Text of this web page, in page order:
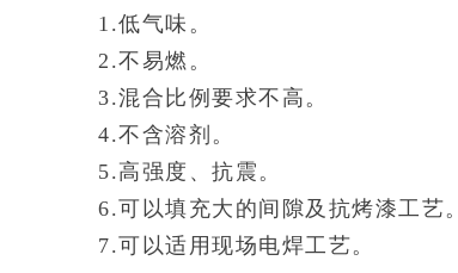
1.低气味。
2.不易燃。
3.混合比例要求不高。
4.不含溶剂。
5.高强度、抗震。
6.可以填充大的间隙及抗烤漆工艺。
7.可以适用现场电焊工艺。